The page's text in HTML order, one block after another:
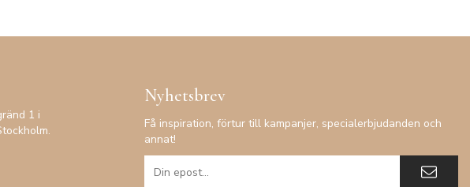
1 i
Nyhetsbrev
Få inspiration, förtur till kampanjer, specialerbjudanden och
annat!